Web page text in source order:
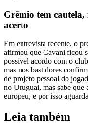
Grêmio tem cautela,
acerto
Em entrevista recente, o
afirmou que Cavani ficou
possível acordo com o
mas nos bastidores
de projeto pessoal do
no Uruguai, mas sabe que
europeu, e por isso
Leia também